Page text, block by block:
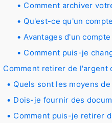
Comment archiver
Qu'est-ce qu'un
Avantages d'un
Comment puis-je
Comment retirer de l'argent
Quels sont les moyens
Dois-je fournir des
Comment puis-je retirer